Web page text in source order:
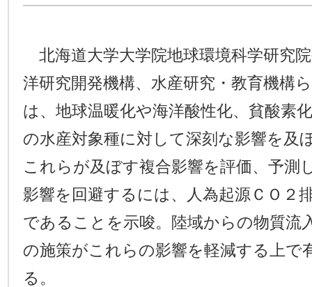
北海道大学大学院地球環境科学研究
洋研究開発機構、水産研究・教育機構
は、地球温暖化や海洋酸性化、貧酸素
の水産対象種に対して深刻な影響を及
これらが及ぼす複合影響を評価、予測
影響を回避するには、人為起源ＣＯ２
であることを示唆。陸域からの物質流
の施策がこれらの影響を軽減する上で
る。